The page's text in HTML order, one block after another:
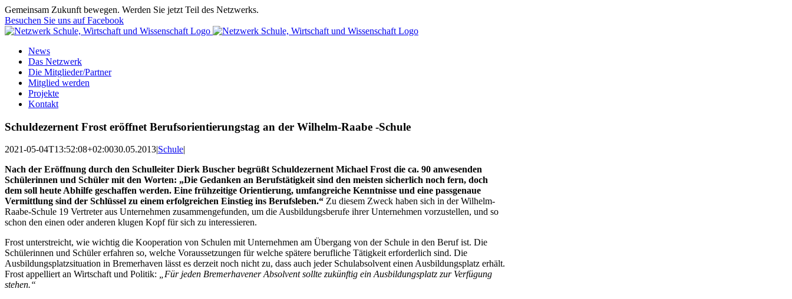
Zum
Inhalt
springen
Gemeinsam Zukunft bewegen. Werden Sie jetzt Teil des Netzwerks.
Besuchen Sie uns auf Facebook
News
Das Netzwerk
Die Mitglieder/Partner
Mitglied werden
Projekte
Kontakt
Schuldezernent Frost eröffnet Berufsorientierungstag an der Wilhelm-Raabe -Schule
2021-05-04T13:52:08+02:0030.05.2013|Schule|
Nach der Eröffnung durch den Schulleiter Dierk Buscher begrüßt Schuldezernent Michael Frost die ca. 90 anwesenden
Schülerinnen und Schüler mit den Worten: „Die Gedanken an Berufstätigkeit sind den meisten sicherlich noch fern, doch
dem soll heute Abhilfe geschaffen werden. Eine frühzeitige Orientierung, umfangreiche Kenntnisse und eine passgenaue
Vermittlung sind der Schlüssel zu einem erfolgreichen Einstieg ins Berufsleben.“ Zu diesem Zweck haben sich in der Wilhelm-
Raabe-Schule 19 Vertreter aus Unternehmen zusammengefunden, um die Ausbildungsberufe ihrer Unternehmen vorzustellen, und so
schon den einen oder anderen klugen Kopf für sich zu interessieren.
Frost unterstreicht, wie wichtig die Kooperation von Schulen mit Unternehmen am Übergang von der Schule in den Beruf ist. Die
Schülerinnen und Schüler erfahren so, welche Voraussetzungen für welche spätere berufliche Tätigkeit erforderlich sind. Die
Ausbildungsplatzsituation in Bremerhaven lässt es derzeit noch nicht zu, dass auch jeder Schulabsolvent einen Ausbildungsplatz erhält.
Frost appelliert an Wirtschaft und Politik: „Für jeden Bremerhavener Absolvent sollte zukünftig ein Ausbildungsplatz zur Verfügung
stehen.“